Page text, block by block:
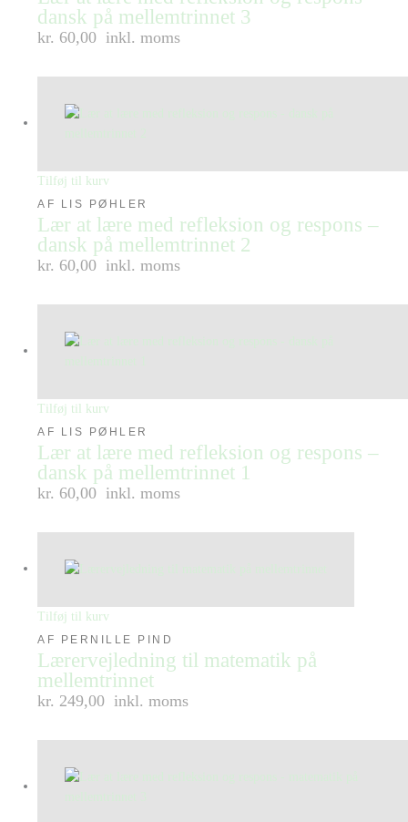
dansk på mellemtrinnet 3
kr. 60,00 inkl. moms
Tilføj til kurv
AF LIS PØHLER
Lær at lære med refleksion og respons –
dansk på mellemtrinnet 2
kr. 60,00 inkl. moms
Tilføj til kurv
AF LIS PØHLER
Lær at lære med refleksion og respons –
dansk på mellemtrinnet 1
kr. 60,00 inkl. moms
Tilføj til kurv
AF PERNILLE PIND
Lærervejledning til matematik på
mellemtrinnet
kr. 249,00 inkl. moms